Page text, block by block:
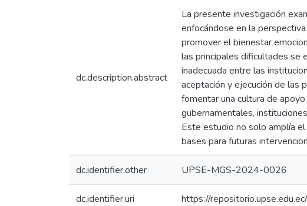
dc.description.abstract
La presente investigación
enfocándose en la
promover el bienestar
las principales dificultades se
inadecuada entre las
aceptación y ejecución de las
fomentar una cultura de
gubernamentales,
Este estudio no solo amplía
bases para futuras
dc.identifier.other UPSE-MGS-2024-0026
dc.identifier.uri https://